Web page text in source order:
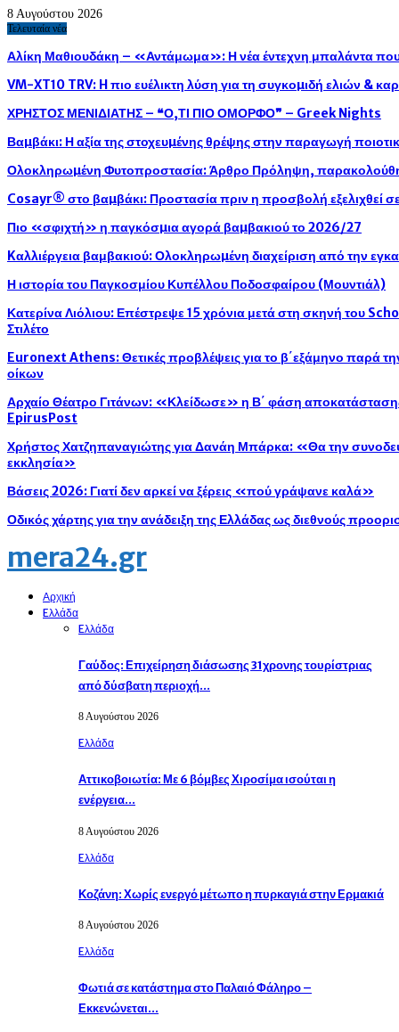
8 Αυγούστου 2026
Τελευταία νέα
Αλίκη Μαθιουδάκη – «Αντάμωμα»: Η νέα έντεχνη μπαλάντα
VM-XT10 TRV: H πιο ευέλικτη λύση για τη συγκοµιδή ελιών &
ΧΡΗΣΤΟΣ ΜΕΝΙΔΙΑΤΗΣ – ❝Ο,ΤΙ ΠΙΟ ΟΜΟΡΦΟ❞ – Greek Nights
Βαµβάκι: Η αξία της στοχευµένης θρέψης στην παραγωγή
Ολοκληρωµένη Φυτοπροστασία: Άρθρο Πρόληψη,
Cosayr® στο βαµβάκι: Προστασία πριν η προσβολή εξελιχθεί
Πιο «σφιχτή» η παγκόσµια αγορά βαµβακιού το 2026/27
Kαλλιέργεια βαμβακιού: Ολοκληρωµένη διαχείριση από την
Η ιστορία του Παγκοσμίου Κυπέλλου Ποδοσφαίρου (Μουντιάλ)
Κατερίνα Λιόλιου: Επέστρεψε 15 χρόνια μετά στη σκηνή του
Στιλέτο
Euronext Athens: Θετικές προβλέψεις για το β΄εξάμηνο παρά
οίκων
Αρχαίο Θέατρο Γιτάνων: «Κλείδωσε» η Β΄ φάση
EpirusPost
Χρήστος Χατζηπαναγιώτης για Δανάη Μπάρκα: «Θα την
εκκλησία»
Βάσεις 2026: Γιατί δεν αρκεί να ξέρεις «πού γράψανε καλά»
Οδικός χάρτης για την ανάδειξη της Ελλάδας ως διεθνούς
mera24.gr
Αρχική
Eλλάδα
Eλλάδα
Γαύδος: Επιχείρηση διάσωσης 31χρονης τουρίστριας
από δύσβατη περιοχή…
8 Αυγούστου 2026
Eλλάδα
Αττικοβοιωτία: Με 6 βόμβες Χιροσίμα ισούται η
ενέργεια…
8 Αυγούστου 2026
Eλλάδα
Κοζάνη: Χωρίς ενεργό μέτωπο η πυρκαγιά στην Ερμακιά
8 Αυγούστου 2026
Eλλάδα
Φωτιά σε κατάστημα στο Παλαιό Φάληρο –
Εκκενώνεται…